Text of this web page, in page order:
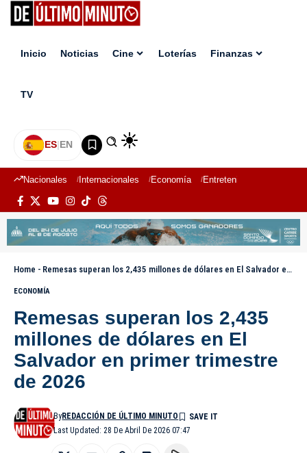
Inicio Noticias Cine Loterías Finanzas
TV
ES|EN
Nacionales Internacionales Economía Entretenimiento
Home - Remesas superan los 2,435 millones de dólares en El Salvador en primer trimestre de 2026
ECONOMÍA
Remesas superan los 2,435
millones de dólares en El
Salvador en primer trimestre
de 2026
Last Updated: 28 De Abril De 2026 07:47
ByREDACCIÓN DE ÚLTIMO MINUTO